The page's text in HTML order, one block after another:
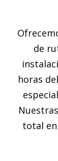
de
horas
total